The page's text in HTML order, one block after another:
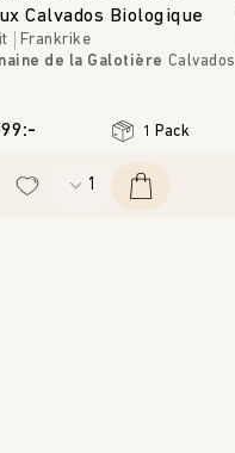
Calvados Biologique
Frankrike
de la Galotière Calvados
1 Pack